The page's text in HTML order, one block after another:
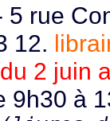
5 rue
12.
2 juin
9h30 à